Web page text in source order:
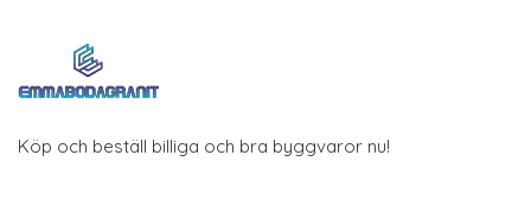
Köp och beställ billiga och bra byggvaror nu!